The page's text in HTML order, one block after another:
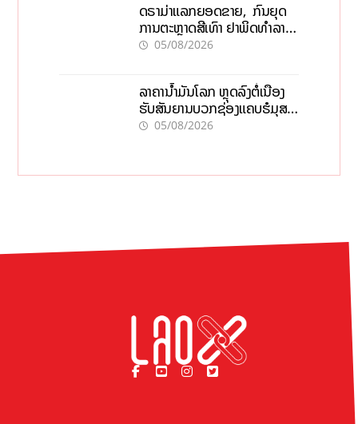
ດຣາມ່າແລກຍອດຂາຍ, ກົນຍຸດ
ການຕະຫຼາດສີເທົາ ຢາພິດທຳລາຍ
ທຸລະກິດ ໄລຍະຍາວ
05/08/2026
ລາຄານ້ຳມັນໂລກ ຫຼຸດລົງຕໍ່ເນື່ອງ
ຮັບສັນຍານບວກຊ່ອງແຄບຮໍມຸສ
ຈັບຕາລາຄາໃນລາວ
05/08/2026